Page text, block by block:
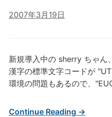
2007年3月19日
新規導入中の sherry ちゃ
漢字の標準文字コードが
環境の問題もあるので、
Continue Reading →